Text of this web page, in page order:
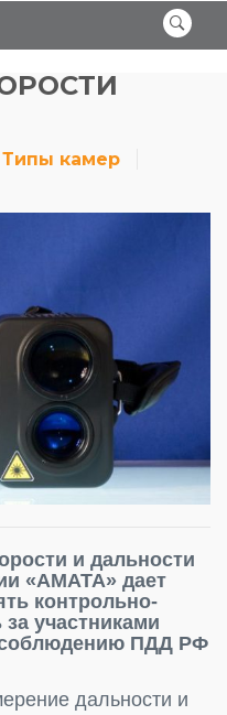
Типы камер
и дальности
«AMATA» дает
контрольно-
участниками
ПДД РФ
дальности и